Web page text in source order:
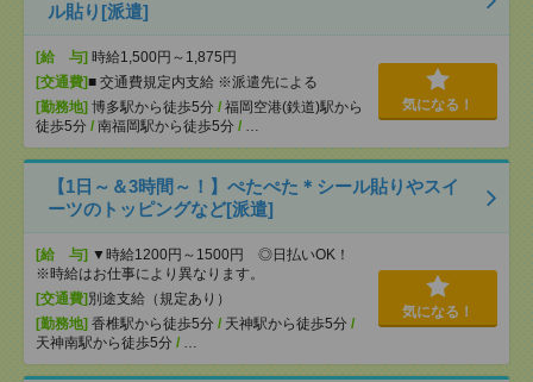
ル貼り[派遣]
[給 与] 時給1,500円～1,875円
[交通費]■ 交通費規定内支給 ※派遣先による
[勤務地] 博多駅から徒歩5分 / 福岡空港(鉄道)駅から
徒歩5分 / 南福岡駅から徒歩5分 / …
気になる！
【1日～＆3時間～！】ぺたぺた＊シール貼りやスイ
ーツのトッピングなど[派遣]
[給 与] ▼時給1200円～1500円 ◎日払いOK！
※時給はお仕事により異なります。
[交通費] 別途支給（規定あり）
[勤務地] 香椎駅から徒歩5分 / 天神駅から徒歩5分 /
天神南駅から徒歩5分 / …
気になる！